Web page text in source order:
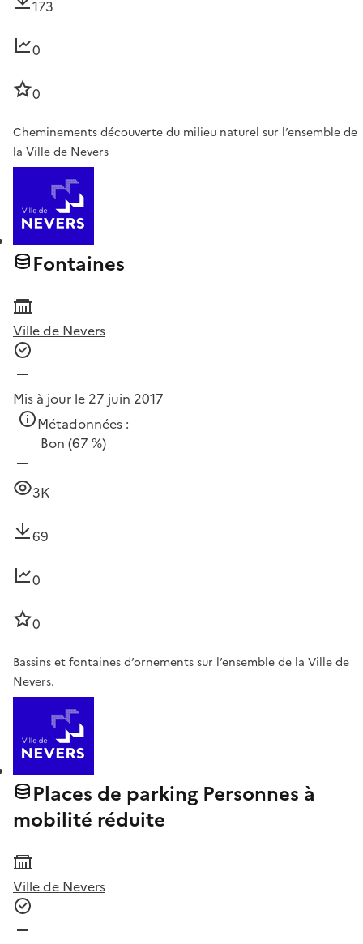
173
0
0
Cheminements découverte du milieu naturel sur l’ensemble de
la Ville de Nevers
Fontaines
Ville de Nevers
Mis à jour le 27 juin 2017
Métadonnées :
Bon (67 %)
3K
69
0
0
Bassins et fontaines d’ornements sur l’ensemble de la Ville de
Nevers.
Places de parking Personnes à
mobilité réduite
Ville de Nevers